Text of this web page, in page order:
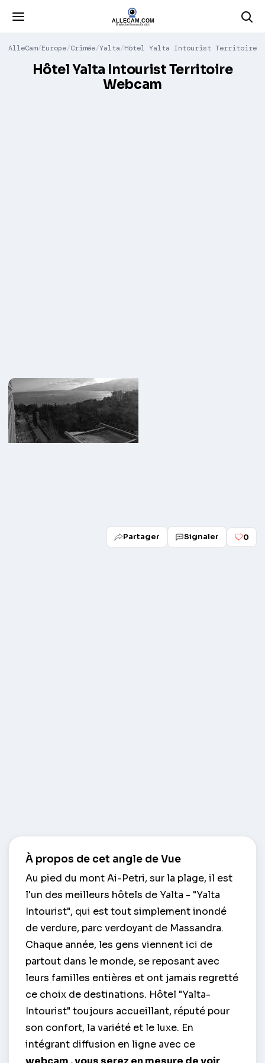
AlleCam Europe Crimée Yalta Hôtel Yalta Intourist Territoire
Hôtel Yalta Intourist Territoire
Webcam
Partager Signaler 0
À propos de cet angle de Vue
Au pied du mont Ai-Petri, sur la plage, il est
l'un des meilleurs hôtels de Yalta - "Yalta
Intourist", qui est tout simplement inondé
de verdure, parc verdoyant de Massandra.
Chaque année, les gens viennent ici de
partout dans le monde, se reposant avec
leurs familles entières et ont jamais regretté
ce choix de destinations. Hôtel "Yalta-
Intourist" toujours accueillant, réputé pour
son confort, la variété et le luxe. En
intégrant diffusion en ligne avec ce